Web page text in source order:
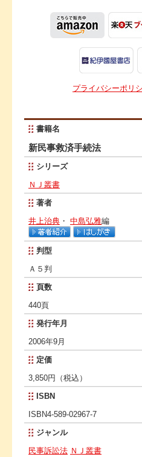
プライバシーポリ
書籍名
新民事救済手続法
シリーズ
ＮＪ叢書
著者
井上治典 ・ 中島弘雅編
判型
Ａ５判
頁数
440頁
発行年月
2006年9月
定価
3,850円（税込）
ISBN
ISBN4-589-02967-7
ジャンル
民事訴訟法 ＮＪ叢書